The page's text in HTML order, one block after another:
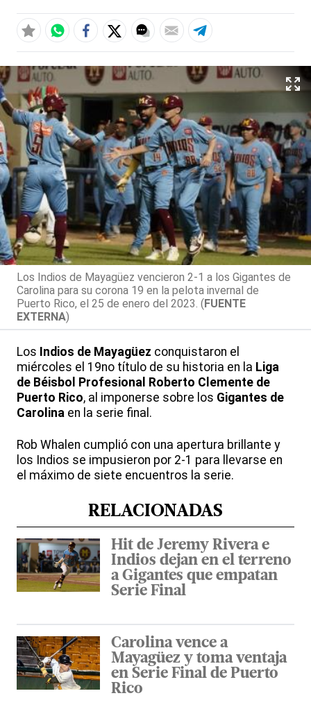
Los Indios de Mayagüez vencieron 2-1 a los Gigantes de
Carolina para su corona 19 en la pelota invernal de
Puerto Rico, el 25 de enero del 2023. (FUENTE
EXTERNA)
Los Indios de Mayagüez conquistaron el
miércoles el 19no título de su historia en la Liga
de Béisbol Profesional Roberto Clemente de
Puerto Rico, al imponerse sobre los Gigantes de
Carolina en la serie final.
Rob Whalen cumplió con una apertura brillante y
los Indios se impusieron por 2-1 para llevarse en
el máximo de siete encuentros la serie.
RELACIONADAS
Hit de Jeremy Rivera e
Indios dejan en el terreno
a Gigantes que empatan
Serie Final
Carolina vence a
Mayagüez y toma ventaja
en Serie Final de Puerto
Rico